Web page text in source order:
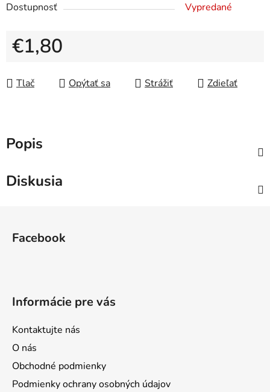
Dostupnosť
Vypredané
€1,80
Tlač
Opýtať sa Strážiť Zdieľať
Popis
Diskusia
Facebook
Informácie pre vás
Kontaktujte nás
O nás
Obchodné podmienky
Podmienky ochrany osobných údajov